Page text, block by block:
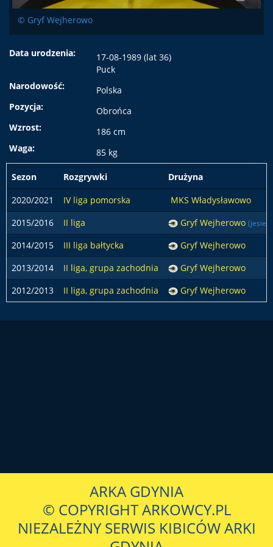
© Gryf Wejherowo
Data urodzenia:
17-08-1989 (lat 36)
Puck
Narodowość:
Polska
Pozycja:
Obrońca
Wzrost:
186 cm
Waga:
85 kg
Sezon Rozgrywki
Drużyna
2020/2021
IV liga pomorska
MKS Władysławowo
2015/2016
II liga Gryf Wejherowo (jesień)
2014/2015 III liga bałtycka
Gryf Wejherowo
2013/2014
II liga, grupa zachodnia
Gryf Wejherowo
2012/2013
II liga, grupa zachodnia Gryf Wejherowo
ARKA GDYNIA
© COPYRIGHT ARKOWCY.PL
NIEZALEŻNY SERWIS KIBICÓW ARKI